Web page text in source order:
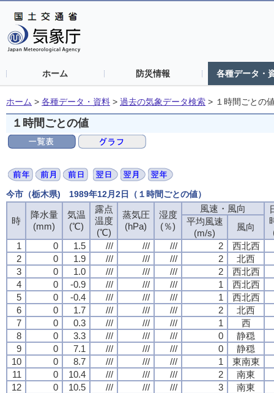
ホーム 防災情報 各種データ・
ホーム > 各種データ・資料 > 過去の気象データ検索 > １時間ごとの
１時間ごとの値
今市（栃木県) 1989年12月2日（１時間ごとの値）
時
降水量
(mm)
気温
(℃)
露点
温度
(℃)
蒸気圧
(hPa)
湿度
(％)
風速・風向
平均風速
(m/s)
風向
1
0 1.5 /// /// /// 2
西北西
2
0 1.9 /// /// /// 2
北西
3
0 1.0 /// /// /// 2
西北西
4
0 -0.9 /// /// /// 1
西北西
5
0 -0.4 /// /// /// 1
西北西
6
0 1.7 /// /// /// 2
北西
7
0 0.3 /// /// /// 1
西
8
0 3.3 /// /// /// 0
静穏
9
0 7.1 /// /// /// 0
静穏
10
0 8.7 /// /// /// 1
東南東
11
0 10.4 /// /// /// 2
南東
12
0 10.5 /// /// /// 3
南東